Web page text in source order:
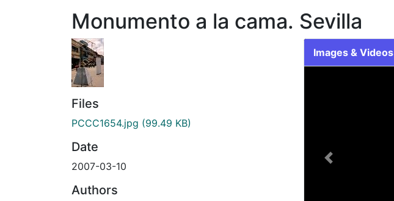
Monumento a la cama. Sevilla
Files
PCCC1654.jpg (99.49 KB)
Date
2007-03-10
Authors
Images & Videos
Previous